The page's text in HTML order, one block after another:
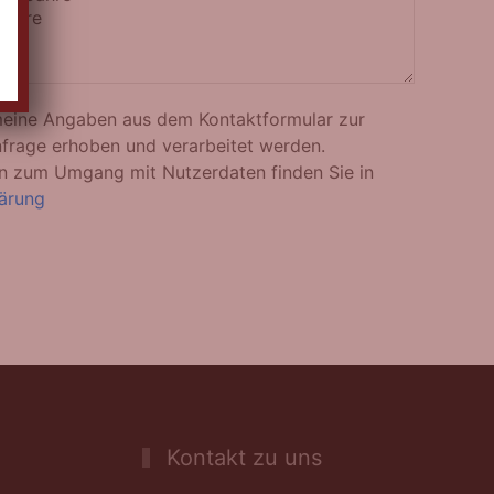
Angaben aus dem Kontaktformular zur
erhoben und verarbeitet werden.
zum Umgang mit Nutzerdaten finden Sie in
Kontakt zu uns